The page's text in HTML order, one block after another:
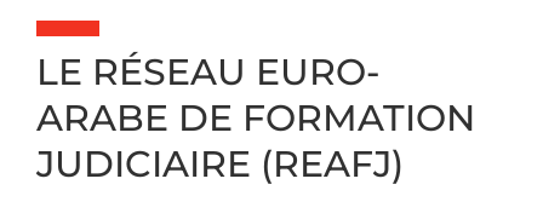
LE RÉSEAU EURO-
ARABE DE FORMATION
JUDICIAIRE (REAFJ)